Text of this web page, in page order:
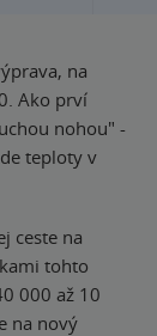
na
Ako prví
nohou" -
teploty v
ceste na
tohto
000 až 10
na nový